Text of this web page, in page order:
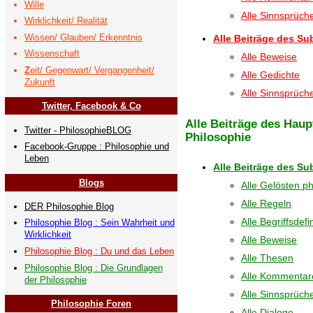
Wille
Wirklichkeit/ Realität
Wissen/ Glauben/ Erkenntnis
Wissenschaft
Zeit/ Gegenwart/ Vergangenheit/
Zukunft
Twitter, Facebook & Co
Twitter - PhilosophieBLOG
Facebook-Gruppe : Philosophie und
Leben
Blogs
DER Philosophie Blog
Philosophie Blog : Sein Wahrheit und
Wirklichkeit
Philosophie Blog : Du und das Leben
Philosophie Blog : Die Grundlagen
der Philosophie
Philosophie Foren
Alle
Alle Beiträge des
Alle Beweise
Alle Gedichte
Alle
Alle Beiträge des
Philosophie
Alle Beiträge des
Alle Gelösten
Alle Regeln
Alle
Alle Beweise
Alle Thesen
Alle
Alle